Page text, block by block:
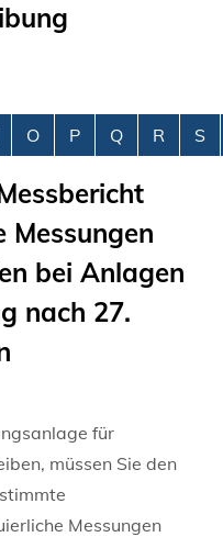
O P Q R S
Messungen
bei Anlagen
nach 27.
für
müssen Sie den
Messungen